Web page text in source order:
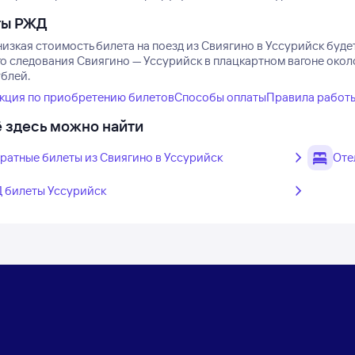
РЖД
стоимость билета на поезд из Свиягино в Уссурийск
следования Свиягино — Уссурийск в плацкартном вагоне
по приобретению билетовСпособы оплатыПравила
можно найти
билеты из Свиягино в Уссурийск
Уссурийск